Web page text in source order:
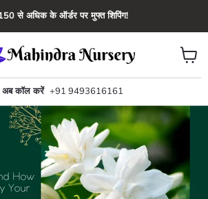
से अधिक के ऑर्डर पर मुफ्त शिपिंग!
अब कॉल करें +91 9493616161
कार्ट
देंखे